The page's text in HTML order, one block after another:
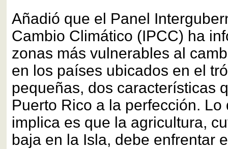
Añadió que el Panel
Cambio Climático (IPCC) ha
zonas más vulnerables al
en los países ubicados en el
pequeñas, dos características
Puerto Rico a la perfección. Lo
implica es que la agricultura,
baja en la Isla, debe enfrentar